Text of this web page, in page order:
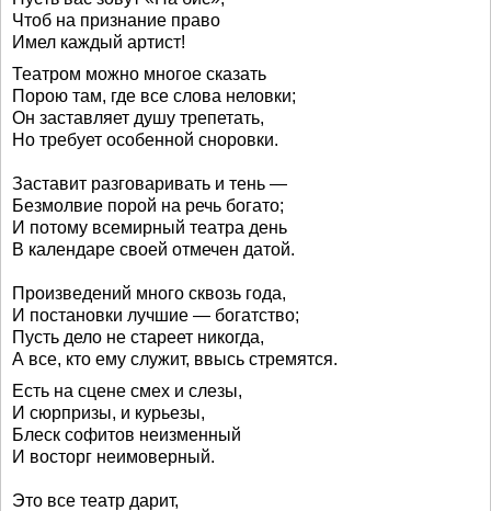
Чтоб на признание право
Имел каждый артист!
Театром можно многое сказать
Порою там, где все слова неловки;
Он заставляет душу трепетать,
Но требует особенной сноровки.
Заставит разговаривать и тень —
Безмолвие порой на речь богато;
И потому всемирный театра день
В календаре своей отмечен датой.
Произведений много сквозь года,
И постановки лучшие — богатство;
Пусть дело не стареет никогда,
А все, кто ему служит, ввысь стремятся.
Есть на сцене смех и слезы,
И сюрпризы, и курьезы,
Блеск софитов неизменный
И восторг неимоверный.
Это все театр дарит,